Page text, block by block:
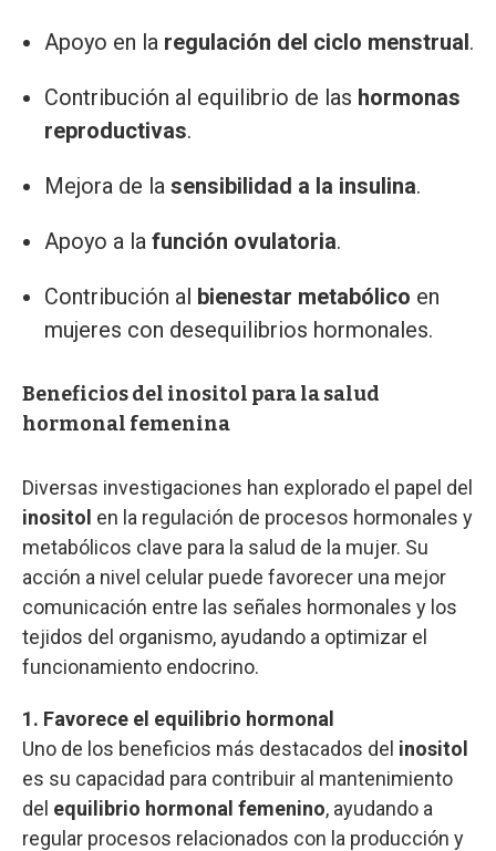
Apoyo en la regulación del ciclo menstrual.
Contribución al equilibrio de las hormonas
reproductivas.
Mejora de la sensibilidad a la insulina.
Apoyo a la función ovulatoria.
Contribución al bienestar metabólico en
mujeres con desequilibrios hormonales.
Beneficios del inositol para la salud
hormonal femenina
Diversas investigaciones han explorado el papel del
inositol en la regulación de procesos hormonales y
metabólicos clave para la salud de la mujer. Su
acción a nivel celular puede favorecer una mejor
comunicación entre las señales hormonales y los
tejidos del organismo, ayudando a optimizar el
funcionamiento endocrino.
1. Favorece el equilibrio hormonal
Uno de los beneficios más destacados del inositol
es su capacidad para contribuir al mantenimiento
del equilibrio hormonal femenino, ayudando a
regular procesos relacionados con la producción y